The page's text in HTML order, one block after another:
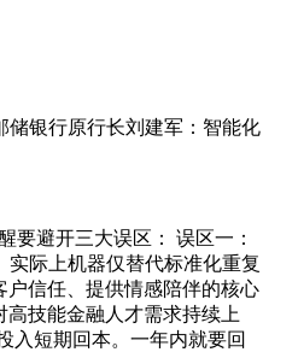
储银行原行长刘建军：智能化
要避开三大误区： 误区一：
实际上机器仅替代标准化重复
户信任、提供情感陪伴的核心
技能金融人才需求持续上
入短期回本。一年内就要回